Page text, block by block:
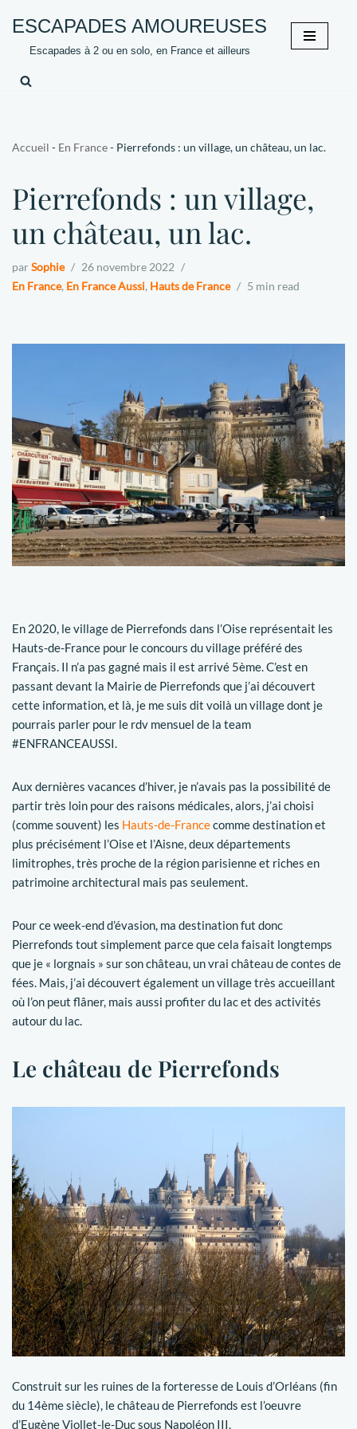
Aller
contenu
ESCAPADES AMOUREUSES
Escapades à 2 ou en solo, en France et ailleurs
Accueil - En France- Pierrefonds : un village, un château, un lac.
Pierrefonds : un village,
un château, un lac.
par Sophie
26 novembre 2022
En France, En France Aussi, Hauts de France 5 min read
En 2020, le village de Pierrefonds dans l’Oise représentait les
Hauts-de-France pour le concours du village préféré des
Français. Il n’a pas gagné mais il est arrivé 5ème. C’est en
passant devant la Mairie de Pierrefonds que j’ai découvert
cette information, et là, je me suis dit voilà un village dont je
pourrais parler pour le rdv mensuel de la team
#ENFRANCEAUSSI.
Aux dernières vacances d’hiver, je n’avais pas la possibilité de
partir très loin pour des raisons médicales, alors, j’ai choisi
(comme souvent) les Hauts-de-Francecomme destination et
plus précisément l’Oise et l’Aisne, deux départements
limitrophes, très proche de la région parisienne et riches en
patrimoine architectural mais pas seulement.
Pour ce week-end d’évasion, ma destination fut donc
Pierrefonds tout simplement parce que cela faisait longtemps
que je « lorgnais » sur son château, un vrai château de contes de
fées. Mais, j’ai découvert également un village très accueillant
où l’on peut flâner, mais aussi profiter du lac et des activités
autour du lac.
Le château de Pierrefonds
Construit sur les ruines de la forteresse de Louis d’Orléans (fin
du 14ème siècle), le château de Pierrefonds est l’oeuvre
d’Eugène Viollet-le-Duc sous Napoléon III.